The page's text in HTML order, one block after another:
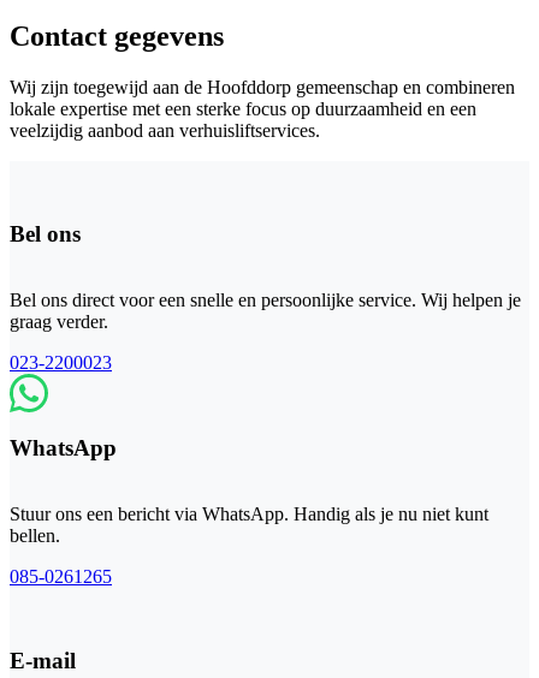
Contact gegevens
Wij zijn toegewijd aan de Hoofddorp gemeenschap en combineren
lokale expertise met een sterke focus op duurzaamheid en een
veelzijdig aanbod aan verhuisliftservices.
Bel ons
Bel ons direct voor een snelle en persoonlijke service. Wij helpen je
graag verder.
023-2200023
WhatsApp
Stuur ons een bericht via WhatsApp. Handig als je nu niet kunt
bellen.
085-0261265
E-mail